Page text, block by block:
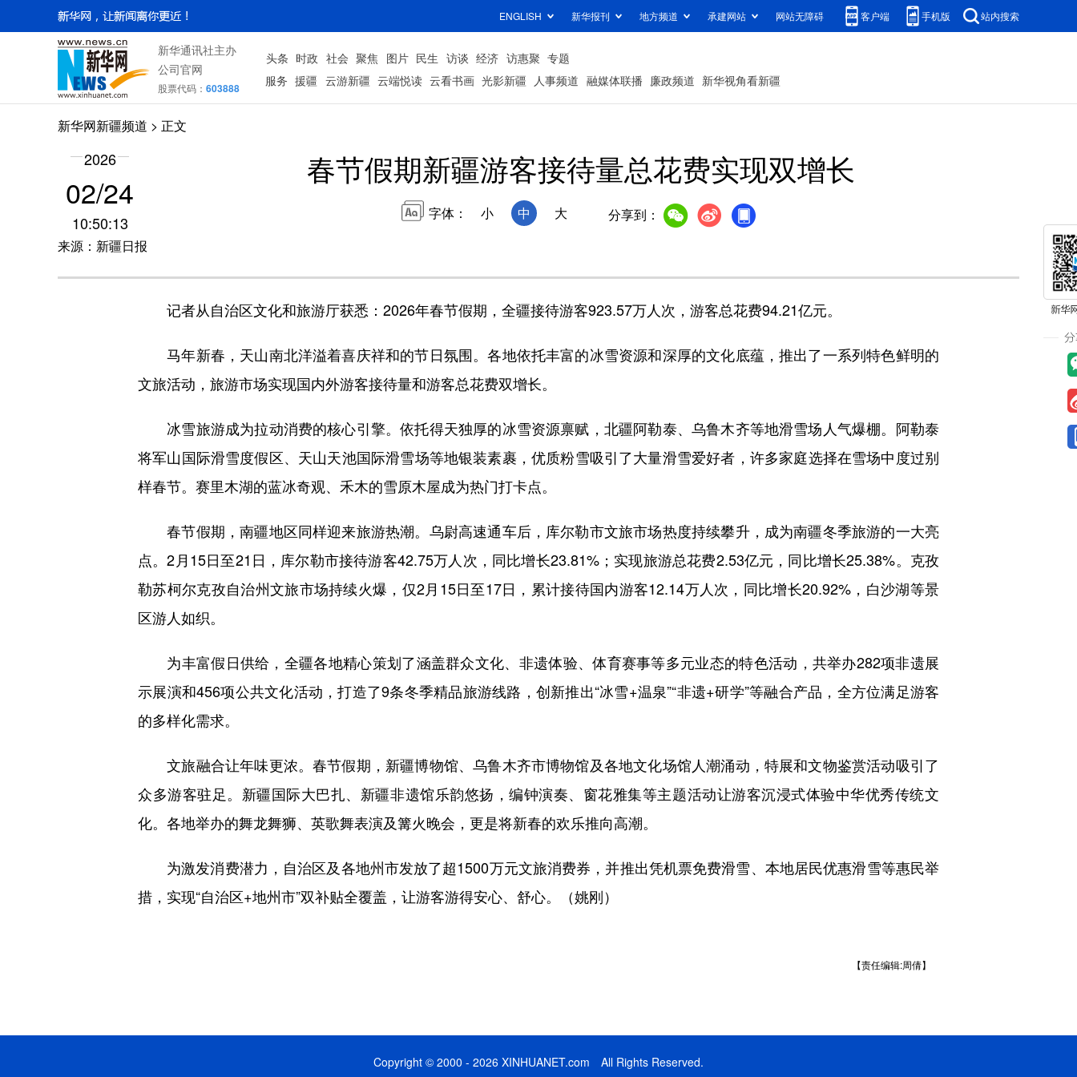
ENGLISH 新华报刊 地方频道 承建网站 网站无障碍 客户端 手机版 站内搜索
新华通讯社主办
公司官网
股票代码： 603888
头条 时政 社会 聚焦 图片 民生 访谈 经济 访惠聚 专题
服务 援疆 云游新疆 云端悦读 云看书画 光影新疆 人事频道 融媒体联播 廉政频道 新华视角看新疆
新华网新疆频道 > 正文
2026
02/24
10:50:13
来源：新疆日报
春节假期新疆游客接待量总花费实现双增长
字体： 小 中 大 分享到：
记者从自治区文化和旅游厅获悉：2026年春节假期，全疆接待游客923.57万人次，游客总花费94.21亿元。
马年新春，天山南北洋溢着喜庆祥和的节日氛围。各地依托丰富的冰雪资源和深厚的文化底蕴，推出了一系列特色鲜明的
文旅活动，旅游市场实现国内外游客接待量和游客总花费双增长。
冰雪旅游成为拉动消费的核心引擎。依托得天独厚的冰雪资源禀赋，北疆阿勒泰、乌鲁木齐等地滑雪场人气爆棚。阿勒泰
将军山国际滑雪度假区、天山天池国际滑雪场等地银装素裹，优质粉雪吸引了大量滑雪爱好者，许多家庭选择在雪场中度过别
样春节。赛里木湖的蓝冰奇观、禾木的雪原木屋成为热门打卡点。
春节假期，南疆地区同样迎来旅游热潮。乌尉高速通车后，库尔勒市文旅市场热度持续攀升，成为南疆冬季旅游的一大亮
点。2月15日至21日，库尔勒市接待游客42.75万人次，同比增长23.81%；实现旅游总花费2.53亿元，同比增长25.38%。克孜
勒苏柯尔克孜自治州文旅市场持续火爆，仅2月15日至17日，累计接待国内游客12.14万人次，同比增长20.92%，白沙湖等景
区游人如织。
为丰富假日供给，全疆各地精心策划了涵盖群众文化、非遗体验、体育赛事等多元业态的特色活动，共举办282项非遗展
示展演和456项公共文化活动，打造了9条冬季精品旅游线路，创新推出“冰雪+温泉”“非遗+研学”等融合产品，全方位满足游客
的多样化需求。
文旅融合让年味更浓。春节假期，新疆博物馆、乌鲁木齐市博物馆及各地文化场馆人潮涌动，特展和文物鉴赏活动吸引了
众多游客驻足。新疆国际大巴扎、新疆非遗馆乐韵悠扬，编钟演奏、窗花雅集等主题活动让游客沉浸式体验中华优秀传统文
化。各地举办的舞龙舞狮、英歌舞表演及篝火晚会，更是将新春的欢乐推向高潮。
为激发消费潜力，自治区及各地州市发放了超1500万元文旅消费券，并推出凭机票免费滑雪、本地居民优惠滑雪等惠民举
措，实现“自治区+地州市”双补贴全覆盖，让游客游得安心、舒心。（姚刚）
【责任编辑:周倩】
Copyright © 2000 - 2026 XINHUANET.com All Rights Reserved.